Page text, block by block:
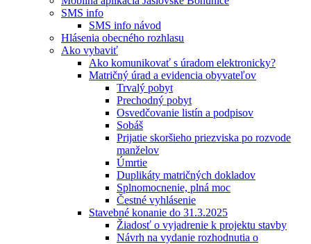
SMS info
SMS info návod
Hlásenia obecného rozhlasu
Ako vybaviť
Ako komunikovať s úradom elektronicky?
Matričný úrad a evidencia obyvateľov
Trvalý pobyt
Prechodný pobyt
Osvedčovanie listín a podpisov
Sobáš
Prijatie skoršieho priezviska po rozvode
manželov
Úmrtie
Duplikáty matričných dokladov
Splnomocnenie, plná moc
Čestné vyhlásenie
Stavebné konanie do 31.3.2025
Žiadosť o vyjadrenie k projektu stavby
Návrh na vydanie rozhodnutia o